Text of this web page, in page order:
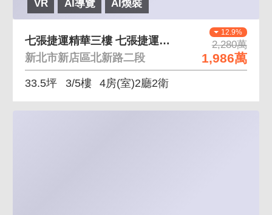
VR AI導覽 AI煥裝
12.9%
2,280萬
1,986萬
七張捷運精華三樓 七張捷運建國市場一巷勝大街邊間
新北市新店區北新路二段
33.5坪 3/5樓 4房(室)2廳2衛